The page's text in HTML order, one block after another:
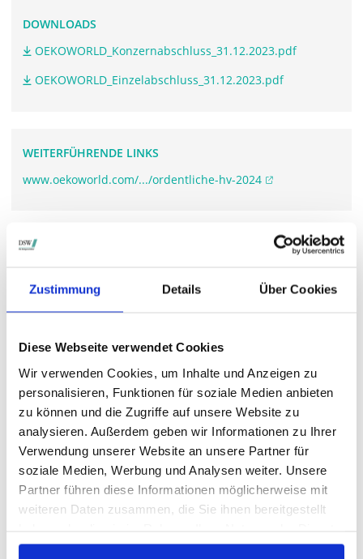
Zustimmung Details Über Cookies
Diese Webseite verwendet Cookies
Wir verwenden Cookies, um Inhalte und Anzeigen zu
personalisieren, Funktionen für soziale Medien anbieten
zu können und die Zugriffe auf unsere Website zu
analysieren. Außerdem geben wir Informationen zu Ihrer
Verwendung unserer Website an unsere Partner für
soziale Medien, Werbung und Analysen weiter. Unsere
Partner führen diese Informationen möglicherweise mit
weiteren Daten zusammen, die Sie ihnen bereitgestellt
gesammelt haben.
DOWNLOADS
OEKOWORLD_Konzernabschluss_31.12.2023.pdf
OEKOWORLD_Einzelabschluss_31.12.2023.pdf
WEITERFÜHRENDE LINKS
www.oekoworld.com/.../ordentliche-hv-2024
STIMMRECHTSVERTRETUNG DURCH DIE DSW
auf sämtlichen
wichtigen Hauptversammlungen in Deutschland.
VERGANGENE HAUPTVERSAMMLUNGSTERMINE
archiv.hauptversammlung.de
Die nächsten Termine